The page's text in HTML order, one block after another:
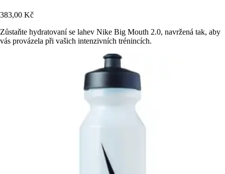
383,00 Kč
Zůstaňte hydratovaní se lahev Nike Big Mouth 2.0, navržená tak, aby
vás provázela při vašich intenzivních trénincích.